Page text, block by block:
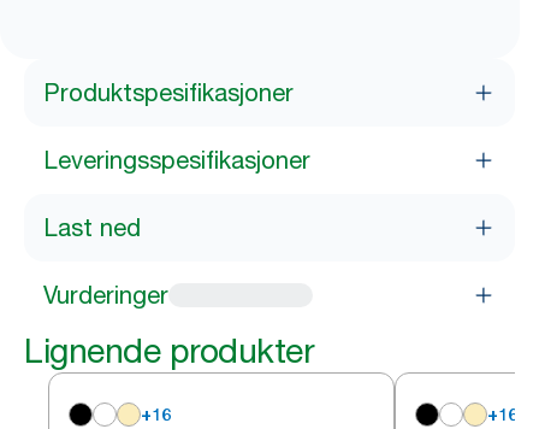
Produktspesifikasjoner
Leveringsspesifikasjoner
Last ned
Vurderinger
Lignende produkter
+16 +16